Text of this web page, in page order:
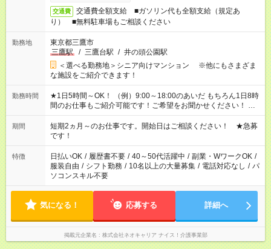
交通費
交通費全額支給 ■ガソリン代も全額支給（規定あ
り） ■無料駐車場もご相談ください
勤務地
東京都三鷹市
三鷹駅
/ 三鷹台駅 / 井の頭公園駅
＜選べる勤務地＞シニア向けマンション ※他にもさまざま
な施設をご紹介できます！
勤務時間
★1日5時間～OK！ （例）9:00～18:00のあいだ もちろん1日8時
間のお仕事もご紹介可能です！ご希望をお聞かせください！ ★
家庭の都合でお休みが必要な場合も遠慮なくご相談ください。
※週最低15時間以上の勤務が必要です
期間
短期2ヵ月～のお仕事です。開始日はご相談ください！ ★急募
です！
特徴 日払いOK / 履歴書不要 / 40～50代活躍中 / 副業・WワークOK /
服装自由 / シフト勤務 / 10名以上の大量募集 / 電話対応なし / パ
ソコンスキル不要
気になる！ 応募する 詳細へ
掲載元企業名 株式会社ネオキャリア ナイス！介護事業部